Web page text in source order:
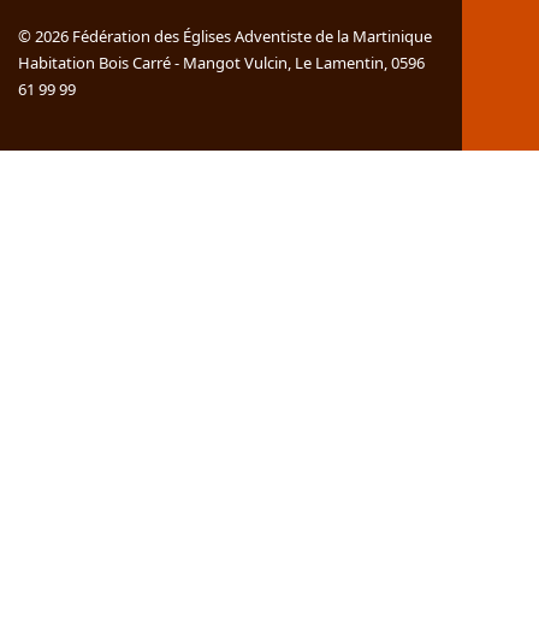
© 2026 Fédération des Églises Adventiste de la Martinique
Habitation Bois Carré - Mangot Vulcin, Le Lamentin, 0596
61 99 99